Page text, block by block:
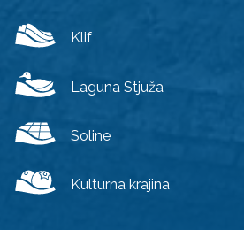
Klif
Laguna Stjuža
Soline
Kulturna krajina